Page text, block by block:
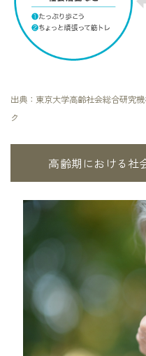
出典：東京大学高齢社会総合研究
ク
高齢期における社